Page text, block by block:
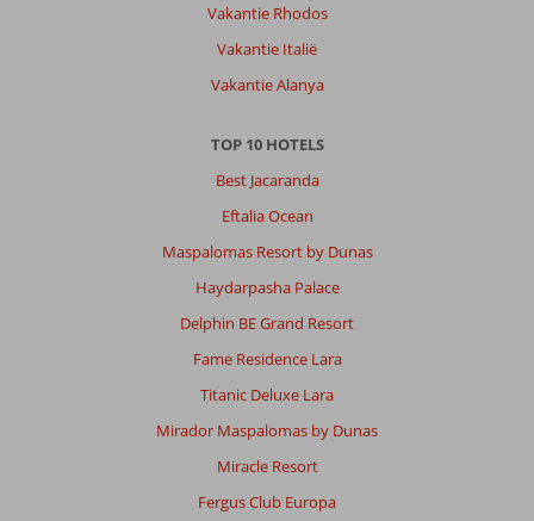
Vakantie Rhodos
Vakantie Italië
Vakantie Alanya
TOP 10 HOTELS
Best Jacaranda
Eftalia Ocean
Maspalomas Resort by Dunas
Haydarpasha Palace
Delphin BE Grand Resort
Fame Residence Lara
Titanic Deluxe Lara
Mirador Maspalomas by Dunas
Miracle Resort
Fergus Club Europa